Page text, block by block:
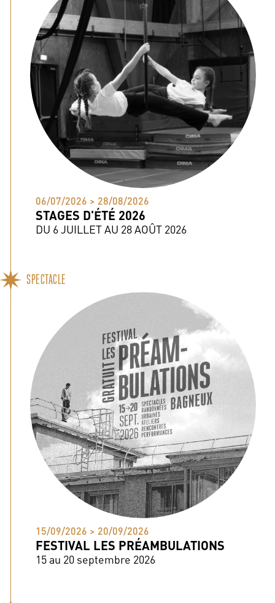
06/07/2026 > 28/08/2026
STAGES D'ÉTÉ 2026
DU 6 JUILLET AU 28 AOÛT 2026
SPECTACLE
15/09/2026 > 20/09/2026
FESTIVAL LES PRÉAMBULATIONS
15 au 20 septembre 2026